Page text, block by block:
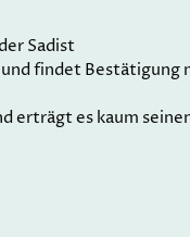
Sadist
findet Bestätigung
erträgt es kaum